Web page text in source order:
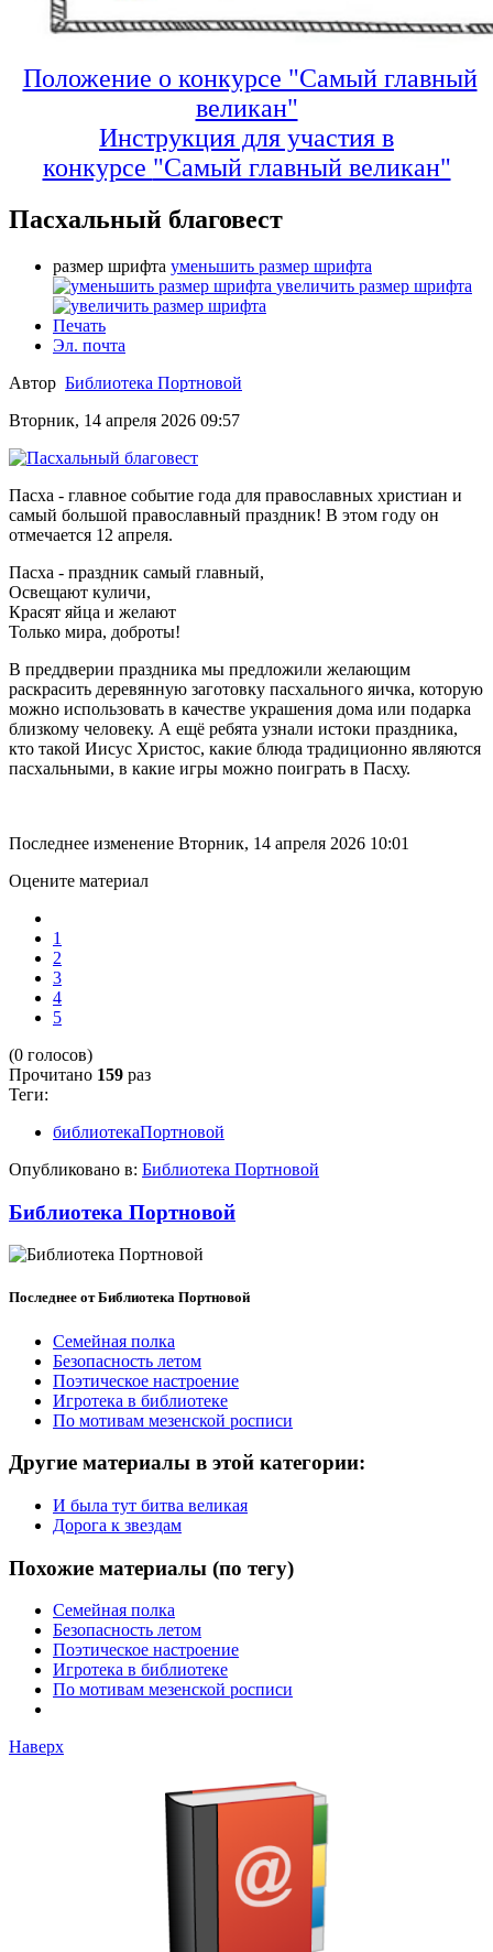
Положение о конкурсе "Самый главный
великан"
Инструкция для участия в
конкурсе "Самый главный великан"
Пасхальный благовест
размер шрифта уменьшить размер шрифта
увеличить размер шрифта
Печать
Эл. почта
Автор Библиотека Портновой
Вторник, 14 апреля 2026 09:57
Пасха - главное событие года для православных христиан и
самый большой православный праздник! В этом году он
отмечается 12 апреля.
Пасха - праздник самый главный,
Освещают куличи,
Красят яйца и желают
Только мира, доброты!
В преддверии праздника мы предложили желающим
раскрасить деревянную заготовку пасхального яичка, которую
можно использовать в качестве украшения дома или подарка
близкому человеку. А ещё ребята узнали истоки праздника,
кто такой Иисус Христос, какие блюда традиционно являются
пасхальными, в какие игры можно поиграть в Пасху.
Последнее изменение Вторник, 14 апреля 2026 10:01
Оцените материал
1
2
3
4
5
(0 голосов)
Прочитано 159 раз
Теги:
библиотекаПортновой
Опубликовано в: Библиотека Портновой
Библиотека Портновой
Последнее от Библиотека Портновой
Семейная полка
Безопасность летом
Поэтическое настроение
Игротека в библиотеке
По мотивам мезенской росписи
Другие материалы в этой категории:
И была тут битва великая
Дорога к звездам
Похожие материалы (по тегу)
Семейная полка
Безопасность летом
Поэтическое настроение
Игротека в библиотеке
По мотивам мезенской росписи
Наверх